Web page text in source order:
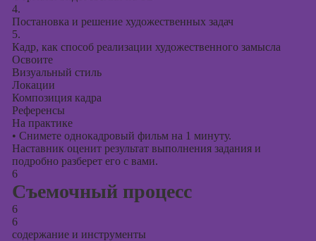
4.
Постановка и решение художественных задач
5.
Кадр, как способ реализации художественного замысла
Освоите
Визуальный стиль
Локации
Композиция кадра
Референсы
На практике
• Снимете однокадровый фильм на 1 минуту.
Наставник оценит результат выполнения задания и
подробно разберет его с вами.
6
Съемочный процесс
6
6
содержание и инструменты